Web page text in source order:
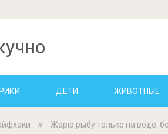
ДЕТИ ЖИВОТНЫЕ
Жарю рыбу только на воде,